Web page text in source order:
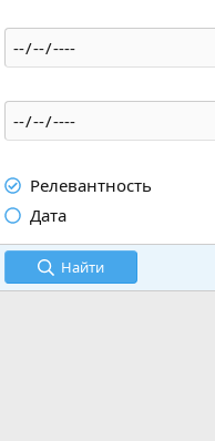
Релевантность
Дата
Найти